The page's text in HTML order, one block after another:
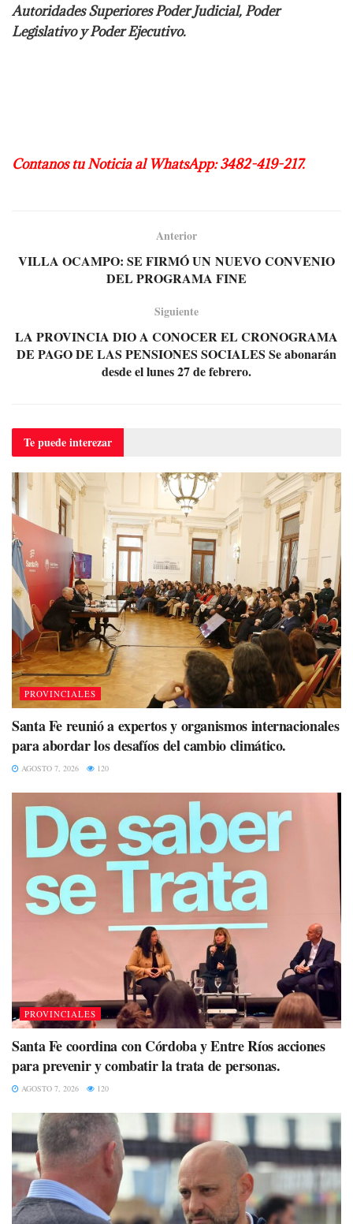
Autoridades Superiores Poder Judicial, Poder
Legislativo y Poder Ejecutivo.
Contanos tu Noticia al WhatsApp: 3482-419-217.
Anterior
VILLA OCAMPO: SE FIRMÓ UN NUEVO CONVENIO
DEL PROGRAMA FINE
Siguiente
LA PROVINCIA DIO A CONOCER EL CRONOGRAMA
DE PAGO DE LAS PENSIONES SOCIALES Se abonarán
desde el lunes 27 de febrero.
Te puedeinterezar
PROVINCIALES
Santa Fe reunió a expertos y organismos internacionales
para abordar los desafíos del cambio climático.
AGOSTO 7, 2026 120
PROVINCIALES
Santa Fe coordina con Córdoba y Entre Ríos acciones
para prevenir y combatir la trata de personas.
AGOSTO 7, 2026 120